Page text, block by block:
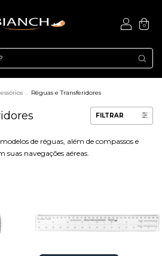
0
. Réguas e Transferidores
FILTRAR
de réguas, além de compassos e
suas navegações aéreas.